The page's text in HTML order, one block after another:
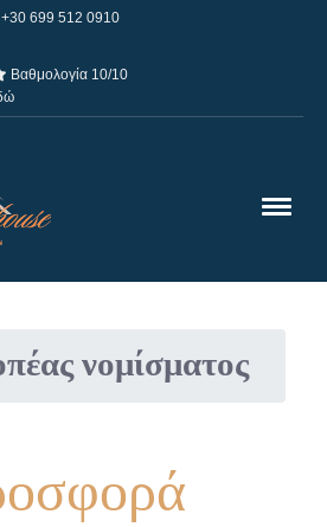
+30 699 512 0910
Βαθμολογία 10/10
νομίσματος